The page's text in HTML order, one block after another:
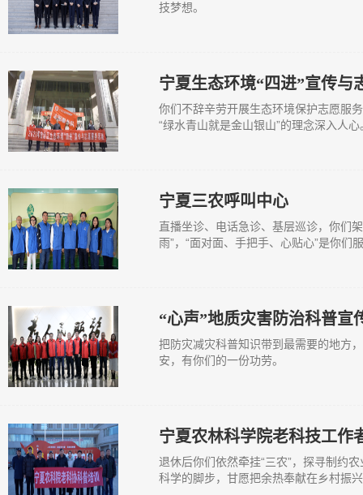
技梦想。
宁夏生态环境“四进”宣传与
你们不辞辛劳开展生态环境保护志愿服
“绿水青山就是金山银山”的理念深入人心
宁夏三农呼叫中心
直播坐诊、电话急诊、基层巡诊，你们
雨”，“面对面、手把手、心贴心”是你们
“心声”地质灾害防治科普宣
把防灾减灾科普知识带到最需要的地方
安，有你们的一份功劳。
宁夏农林科学院老科技工作
退休后你们依然牵挂“三农”，探寻制约
科学的脚步，甘愿把余热奉献在乡村振